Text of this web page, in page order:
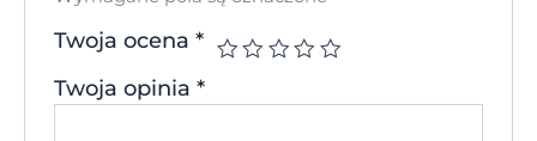
Twoja ocena*
Twoja opinia*